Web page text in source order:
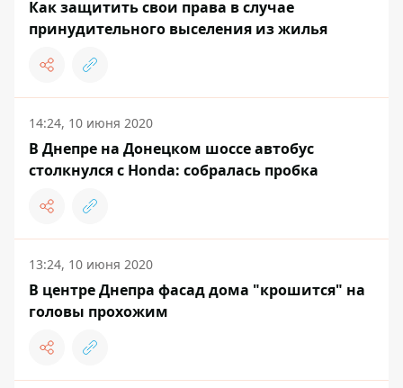
Как защитить свои права в случае
принудительного выселения из жилья
14:24, 10 июня 2020
В Днепре на Донецком шоссе автобус
столкнулся с Honda: собралась пробка
13:24, 10 июня 2020
В центре Днепра фасад дома "крошится" на
головы прохожим